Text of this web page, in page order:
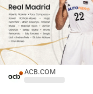
ACB.COM